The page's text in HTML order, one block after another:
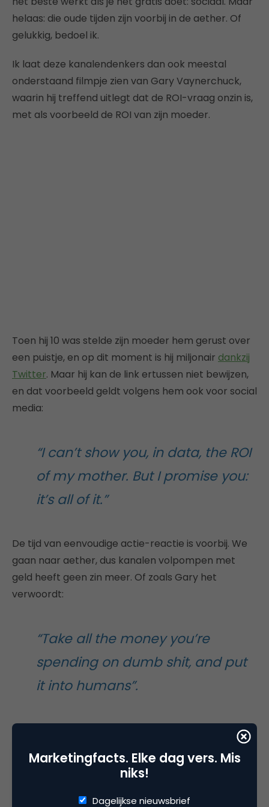
helaas: die oude tijden zijn voorbij in de aether. Of
gelukkig, bedoel ik.
Ik laat deze kanalendenkers dan ook meestal
onderstaand filmpje zien van Gary Vaynerchuck,
waarin hij treffend uitlegt dat de ROI-vraag onzin is,
met als voorbeeld de ROI van zijn moeder.
Toen hij 10 was stelde zijn moeder hem gerust over
een puistje, en op dit moment is hij miljonair dankzij
Twitter. Maar hij kan de link ertussen niet bewijzen,
en dat voorbeeld geldt volgens hem ook voor social
media:
“I can’t show you, in data, the ROI
of my mother. But I promise you:
it’s all of it.”
De tijd van eenvoudige actie-reactie is voorbij. We
gaan naar aether, dus kanalen volpompen met
geld heeft geen zin meer. Of zoals Gary het
verwoordt:
“Take all the money you’re
spending on dumb shit, and put
it into humans”.
Tja, zo kun je het ook zeggen.
Wat betekent dit alles nu concreet voor
marketeers? Wat je in elk geval niet moet doen is,
Marketingfacts. Elke dag vers. Mis
niks!
Dagelijkse nieuwsbrief